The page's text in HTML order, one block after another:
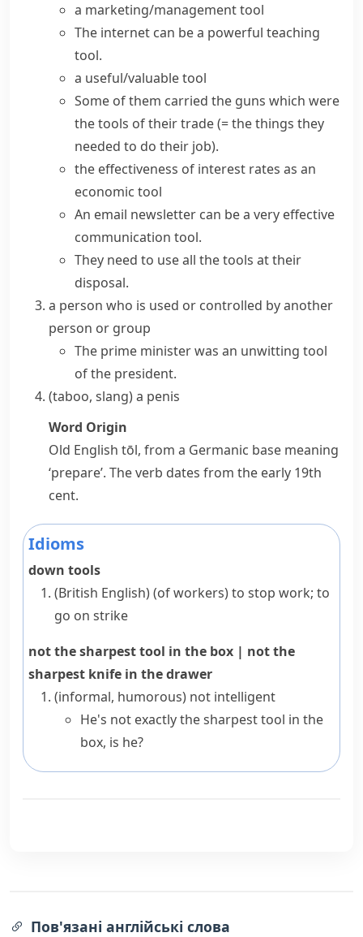
a marketing/management tool
The internet can be a powerful teaching
tool.
a useful/valuable tool
Some of them carried the guns which were
the tools of their trade(= the things they
needed to do their job).
the effectiveness of interest rates as an
economic tool
An email newsletter can be a very effective
communication tool.
They need to use all the tools at their
disposal.
a person who is used or controlled by another
person or group
The prime minister was an unwitting tool
of the president.
(taboo, slang)a penis
Word Origin
Old English tōl, from a Germanic base meaning
‘prepare’. The verb dates from the early 19th
cent.
Idioms
down tools
(British English)(of workers)to stop work; to
go on strike
not the sharpest tool in the box | not the
sharpest knife in the drawer
(informal, humorous) not intelligent
He's not exactly the sharpest tool in the
box, is he?
Пов'язані англійські слова